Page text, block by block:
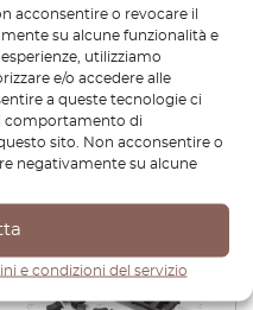
acconsentire o revocare il
su alcune funzionalità e
utilizziamo
e/o accedere alle
a queste tecnologie ci
comportamento di
sito. Non acconsentire o
negativamente su alcune
e condizioni del servizio
Jaguar XJ Serie 1 Paraluce
anteriore trasparente /
arancione 084.921 / 084.922
€110,40 €77,28
Visualizza prodotto